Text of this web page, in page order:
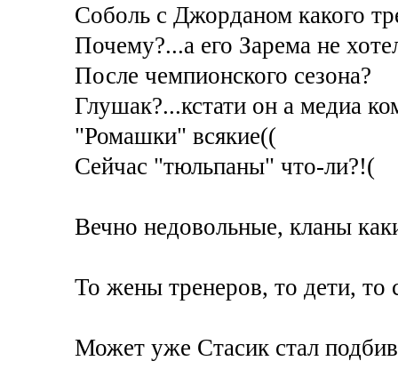
Соболь с Джорданом какого
Почему?...а его Зарема не
После чемпионского сезона?
Глушак?...кстати он а медиа
"Ромашки" всякие((
Сейчас "тюльпаны" что-ли?!(
Вечно недовольные, кланы
То жены тренеров, то дети, то
Может уже Стасик стал